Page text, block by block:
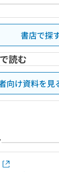
書店で探
読む
向け資料を見